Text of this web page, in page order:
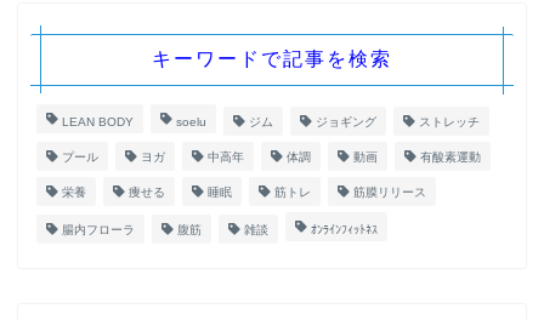
キーワードで記事を検索
LEAN BODY soelu ジム ジョギング ストレッチ
プール ヨガ 中高年 体調 動画 有酸素運動
栄養 痩せる 睡眠 筋トレ 筋膜リリース
腸内フローラ 腹筋 雑談 ｵﾝﾗｲﾝﾌｨｯﾄﾈｽ